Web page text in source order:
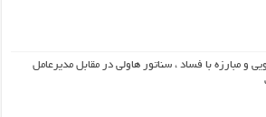
و مبارزه با فساد ، سناتور هاولی در مقابل مدیرعامل